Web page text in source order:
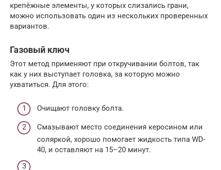
крепёжные элементы, у которых слизались грани,
можно использовать один из нескольких проверенных
вариантов.
Газовый ключ
Этот метод применяют при откручивании болтов, так
как у них выступает головка, за которую можно
ухватиться. Для этого:
Очищают головку болта.
Смазывают место соединения керосином или
соляркой, хорошо помогает жидкость типа WD-
40, и оставляют на 15–20 минут.